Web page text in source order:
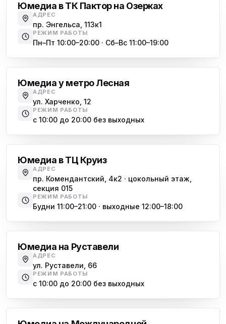
Юмедиа в ТК Пактор на Озерках
АДРЕС
пр. Энгельса, 113к1
РЕЖИМ РАБОТЫ
Пн–Пт 10:00–20:00 · Сб–Вс 11:00–19:00
Юмедиа у метро Лесная
АДРЕС
ул. Харченко, 12
РЕЖИМ РАБОТЫ
с 10:00 до 20:00 без выходных
Юмедиа в ТЦ Круиз
АДРЕС
пр. Комендантский, 4к2 · цокольный этаж,
секция 015
РЕЖИМ РАБОТЫ
Будни 11:00–21:00 · выходные 12:00–18:00
Юмедиа на Руставели
АДРЕС
ул. Руставели, 66
РЕЖИМ РАБОТЫ
с 10:00 до 20:00 без выходных